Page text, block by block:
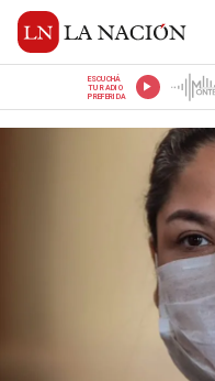
ESCUCHÁ
TU RADIO
PREFERIDA